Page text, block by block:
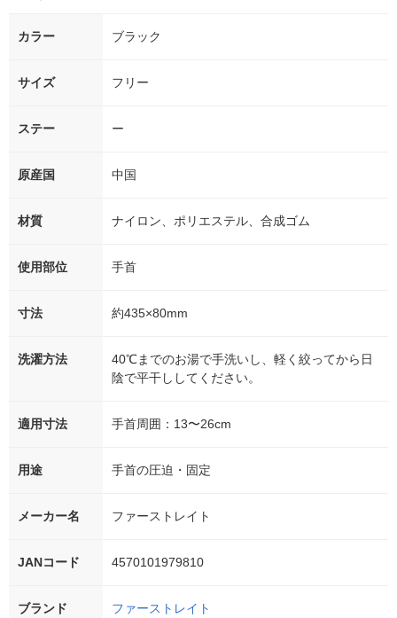
カラー ブラック
サイズ フリー
ステー ー
原産国 中国
材質 ナイロン、ポリエステル、合成ゴム
使用部位 手首
寸法 約435×80mm
洗濯方法
40℃までのお湯で手洗いし、軽く絞ってから日
陰で平干ししてください。
適用寸法 手首周囲：13〜26cm
用途 手首の圧迫・固定
メーカー名 ファーストレイト
JANコード 4570101979810
ブランド ファーストレイト